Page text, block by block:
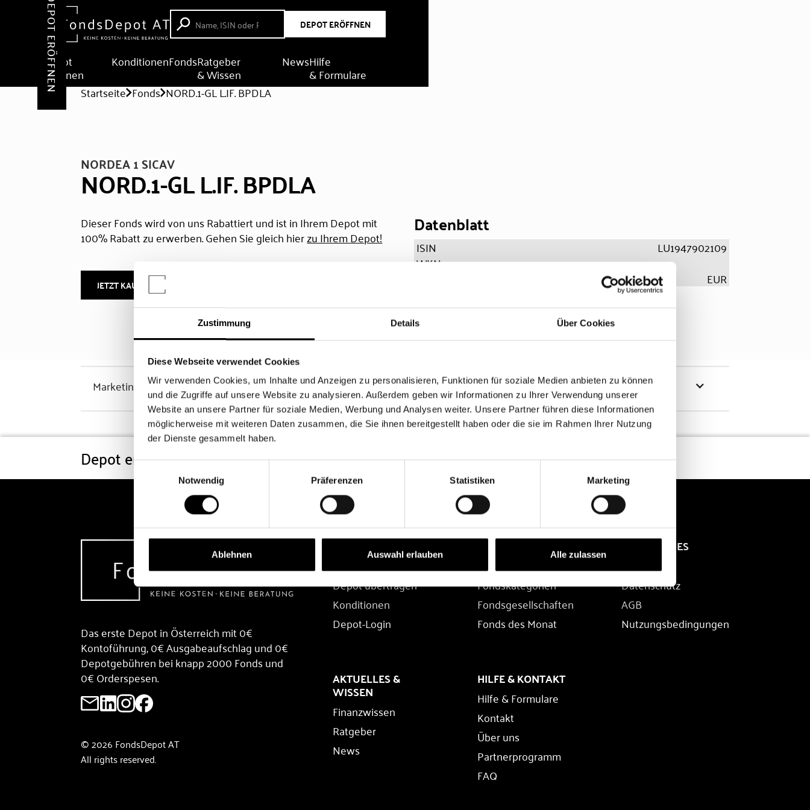
Zustimmung Details Über Cookies
Diese Webseite verwendet Cookies
Wir verwenden Cookies, um Inhalte und Anzeigen zu personalisieren, Funktionen für soziale Medien anbieten zu können
und die Zugriffe auf unsere Website zu analysieren. Außerdem geben wir Informationen zu Ihrer Verwendung unserer
Website an unsere Partner für soziale Medien, Werbung und Analysen weiter. Unsere Partner führen diese Informationen
möglicherweise mit weiteren Daten zusammen, die Sie ihnen bereitgestellt haben oder die sie im Rahmen Ihrer Nutzung
der Dienste gesammelt haben.
Einwilligungsauswahl
Notwendig
Präferenzen Statistiken Marketing
Ablehnen Auswahl erlauben Alle zulassen
DEPOT ERÖFFNEN
Depot
eröffnen
KonditionenFondsRatgeber
& Wissen
NewsHilfe
& Formulare
DEPOT ERÖFFNEN Startseite Fonds NORD.1-GL L.IF. BPDLA
NORDEA 1 SICAV
NORD.1-GL L.IF. BPDLA
Dieser Fonds wird von uns Rabattiert und ist in Ihrem Depot mit
100% Rabatt zu erwerben. Gehen Sie gleich hierzu Ihrem Depot!
JETZT KAUFEN
Datenblatt
ISIN
LU1947902109
WKN
EUR
Marketinghinweis Chancen & Risiken
Depot eröffnen Konditionen Fonds FAQ
Das erste Depot in Österreich mit 0€
Kontoführung, 0€ Ausgabeaufschlag und 0€
Depotgebühren bei knapp 2000 Fonds und
0€ Orderspesen.
© 2026 FondsDepot AT
All rights reserved.
DEPOT
Depot übertragen
Konditionen
Depot-Login
FONDS
Fondssuche
Fondskategorien
Fondsgesellschaften
Fonds des Monat
RECHTLICHES
Impressum
Datenschutz
AGB
Nutzungsbedingungen
AKTUELLES &
WISSEN
Finanzwissen
Ratgeber
News
HILFE & KONTAKT
Hilfe & Formulare
Kontakt
Über uns
Partnerprogramm
FAQ